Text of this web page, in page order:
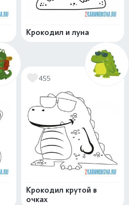
Крокодил и луна
455
Крокодил крутой в
очках